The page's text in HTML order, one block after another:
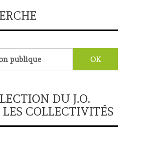
DU J.O.
LES COLLECTIVITÉS